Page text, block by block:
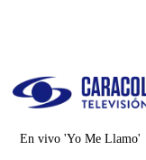
En vivo 'Yo Me Llamo'